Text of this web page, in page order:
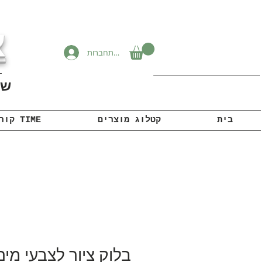
להתחברות
קורונה TIME קטלוג מוצרים בית
בלוק ציור לצבעי